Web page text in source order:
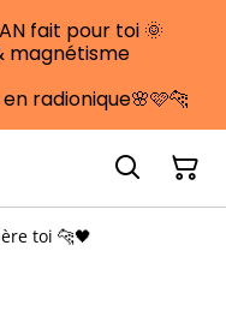
fait pour toi 🌞
magnétisme
radionique🌸🩷🐆
toi 🐆🖤